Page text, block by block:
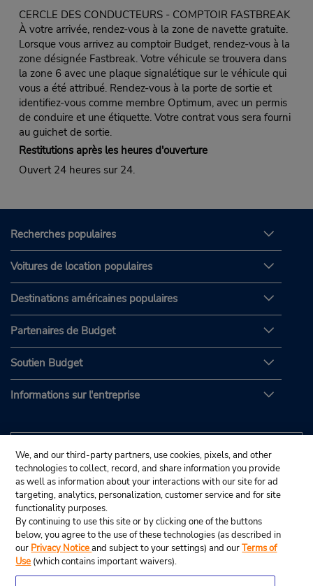
CERCLE DES CONDUCTEURS - COMPTOIR FASTBREAK
À votre arrivée, rendez-vous à la zone de navette gratuite.
Lorsque vous arrivez au comptoir Budget, rendez-vous à la
zone désignée Fastbreak. Votre véhicule se trouvera dans
la zone 6 avec une plaque signalétique sur le véhicule qui
vous a été attribué. Rendez-vous à la porte de sortie et
identifiez-vous comme membre Optimum, avec un permis
de conduire et une étiquette. Votre contrat vous sera fourni
au guichet de sortie.
Restitutions après les heures d'ouverture
Ouvert 24 heures sur 24.
Recherches populaires
Voitures de location populaires
Destinations américaines populaires
Partenaires de Budget
Soutien Budget
Informations sur l'entreprise
We, and our third-party partners, use cookies, pixels, and other
technologies to collect, record, and share information you provide
as well as information about your interactions with our site for ad
targeting, analytics, personalization, customer service and for site
functionality purposes.
By continuing to use this site or by clicking one of the buttons
below, you agree to the use of these technologies (as described in
our Privacy Noticeand subject to your settings) and ourTerms of
Use (which contains important waivers).